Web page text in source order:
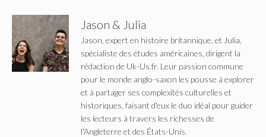
Jason & Julia
Jason, expert en histoire britannique, et Julia,
spécialiste des études américaines, dirigent la
rédaction de Uk-Us.fr. Leur passion commune
pour le monde anglo-saxon les pousse à explorer
et à partager ses complexités culturelles et
historiques, faisant d'eux le duo idéal pour guider
les lecteurs à travers les richesses de
l'Angleterre et des États-Unis.